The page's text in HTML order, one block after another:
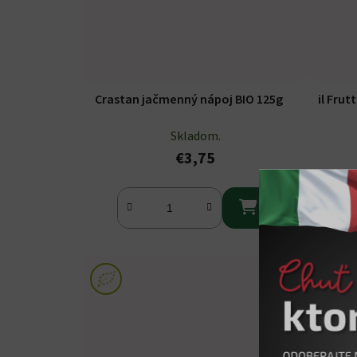
Crastan jačmenný nápoj BIO 125g
Skladom.
€3,75

il